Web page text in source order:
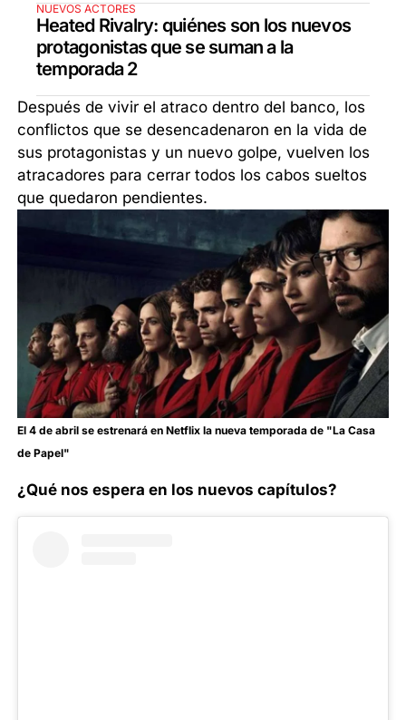
NUEVOS ACTORES
Heated Rivalry: quiénes son los nuevos
protagonistas que se suman a la
temporada 2
Después de vivir el atraco dentro del banco, los
conflictos que se desencadenaron en la vida de
sus protagonistas y un nuevo golpe, vuelven los
atracadores para cerrar todos los cabos sueltos
que quedaron pendientes.
El 4 de abril se estrenará en Netflix la nueva temporada de "La Casa
de Papel"
¿Qué nos espera en los nuevos capítulos?